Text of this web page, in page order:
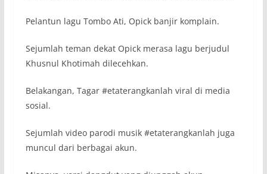
Pelantun lagu Tombo Ati, Opick banjir komplain.
Sejumlah teman dekat Opick merasa lagu berjudul
Khusnul Khotimah dilecehkan.
Belakangan, Tagar #etaterangkanlah viral di media
sosial.
Sejumlah video parodi musik #etaterangkanlah juga
muncul dari berbagai akun.